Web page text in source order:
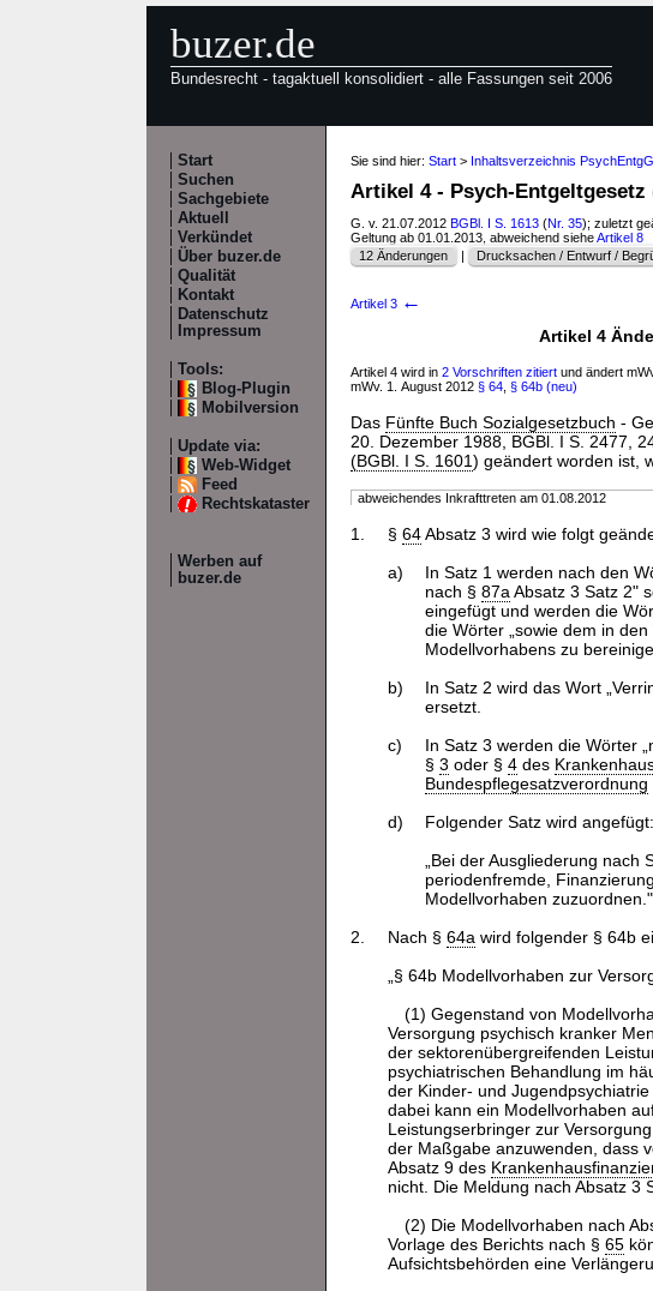
buzer.de
Bundesrecht - tagaktuell konsolidiert - alle Fassungen seit 2006
Start
Suchen
Sachgebiete
Aktuell
Verkündet
Über buzer.de
Qualität
Kontakt
Datenschutz
Impressum
Tools:
Blog-Plugin
Mobilversion
Update via:
Web-Widget
Feed
Rechtskataster
Werben auf
buzer.de
Sie sind hier: Start > Inhaltsverzeichnis PsychEntgG
Artikel 4 - Psych-Entgeltgesetz
G. v. 21.07.2012 BGBl. I S. 1613 (Nr. 35); zuletzt
Geltung ab 01.01.2013, abweichend sieheArtikel 8
12 Änderungen
| Drucksachen / Entwurf /
Artikel 3 ←
Artikel 4
Artikel 4 wird in 2 Vorschriften zitiert und ändert
mWv. 1. August 2012 § 64 § 64b (neu)
Das Fünfte Buch Sozialgesetzbuch -
20. Dezember 1988, BGBl. I S. 2477,
(BGBl. I S. 1601) geändert worden ist,
abweichendes Inkrafttreten am 01.08.2012
1. § 64Absatz 3 wird wie folgt
a)
In Satz 1 werden nach den
nach § 87a Absatz 3 Satz 2"
eingefügt und werden die
die Wörter „sowie dem in
Modellvorhabens zu
b)
In Satz 2 wird das Wort
ersetzt.
c)
In Satz 3 werden die Wörter
§ 3 oder § 4des
Bundespflegesatzverordnung
d)
Folgender Satz wird angefügt:
„Bei der Ausgliederung
periodenfremde,
Modellvorhaben zuzuordnen."
2.
Nach § 64a wird folgender § 64b
„§ 64b Modellvorhaben zur
(1) Gegenstand von
Versorgung psychisch kranker
der sektorenübergreifenden
psychiatrischen Behandlung im
der Kinder- und
dabei kann ein Modellvorhaben
Leistungserbringer zur
der Maßgabe anzuwenden, dass
Absatz 9 des
nicht. Die Meldung nach Absatz 3
(2) Die Modellvorhaben nach
Vorlage des Berichts nach § 65
Aufsichtsbehörden eine